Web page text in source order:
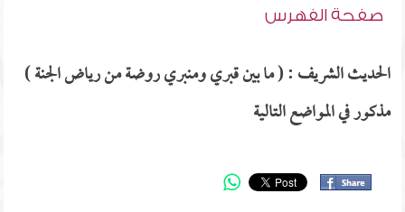
صفحة الفهرس
الحديث الشريف : ( ما بين قبري ومنبري روضة من رياض الجنة )
مذكور في المواضع التالية